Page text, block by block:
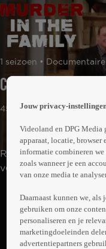
page
1 seizoen •
Cheryl Hooper
45min
Reconstructie van
verteld door de
slachtoffers stonden.
archiefbeelden,
om te laten zien hoe
uitmondden in vooraf
Jouw privacy-
Videoland en DPG
apparaat, locatie, browser
informatie combineren we
zoals wanneer je een
van onze media te
Daarnaast kunnen we,
gebruiken om onze
personaliseren en je
marketingdoeleinden
advertentiepartners